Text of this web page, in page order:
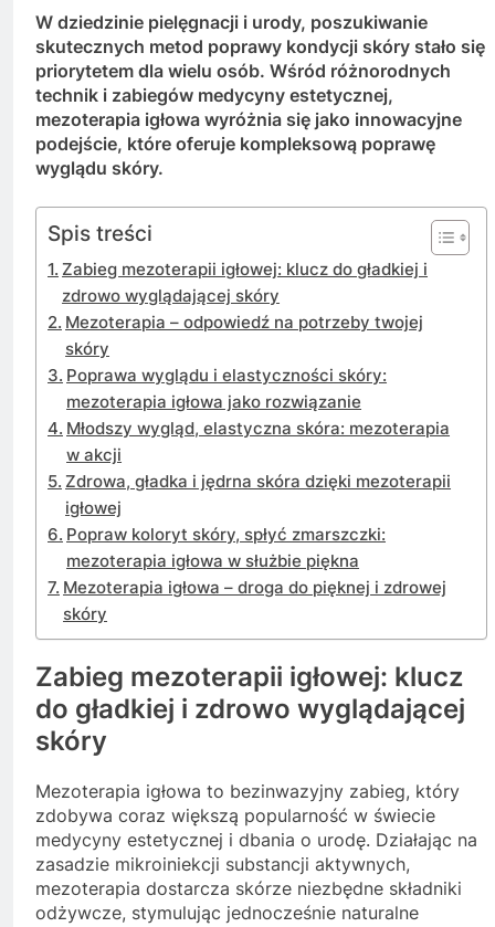
W dziedzinie pielęgnacji i urody, poszukiwanie
skutecznych metod poprawy kondycji skóry stało się
priorytetem dla wielu osób. Wśród różnorodnych
technik i zabiegów medycyny estetycznej,
mezoterapia igłowa wyróżnia się jako innowacyjne
podejście, które oferuje kompleksową poprawę
wyglądu skóry.
Spis treści
Zabieg mezoterapii igłowej: klucz do gładkiej i
zdrowo wyglądającej skóry
Mezoterapia – odpowiedź na potrzeby twojej
skóry
Poprawa wyglądu i elastyczności skóry:
mezoterapia igłowa jako rozwiązanie
Młodszy wygląd, elastyczna skóra: mezoterapia
w akcji
Zdrowa, gładka i jędrna skóra dzięki mezoterapii
igłowej
Popraw koloryt skóry, spłyć zmarszczki:
mezoterapia igłowa w służbie piękna
Mezoterapia igłowa – droga do pięknej i zdrowej
skóry
Zabieg mezoterapii igłowej: klucz
do gładkiej i zdrowo wyglądającej
skóry
Mezoterapia igłowa to bezinwazyjny zabieg, który
zdobywa coraz większą popularność w świecie
medycyny estetycznej i dbania o urodę. Działając na
zasadzie mikroiniekcji substancji aktywnych,
mezoterapia dostarcza skórze niezbędne składniki
odżywcze, stymulując jednocześnie naturalne